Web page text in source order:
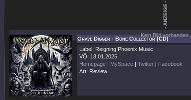
Kein Bild vorhanden.
Grave Digger - Bone Collector (CD)
Label: Reigning Phoenix Music
VÖ: 18.01.2025
Homepage | MySpace | Twitter | Facebook
Art: Review